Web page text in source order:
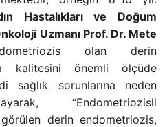
Hastalıkları ve Doğum
Uzmanı Prof. Dr. Mete
olan derin
kalitesini önemli ölçüde
sağlık sorunlarına neden
“Endometriozisli
derin endometriozis,